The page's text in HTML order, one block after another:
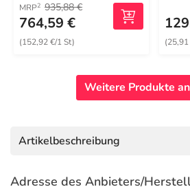
MRP2 935,88 €
764,59 €
(152,92 €/1 St)
Weitere Produkte
Artikelbeschreibung
Adresse des Anbieters/